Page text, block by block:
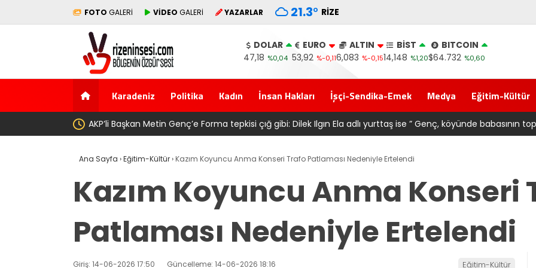
FOTO GALERİ VİDEO GALERİ YAZARLAR 21.3° RIZE
DOLAR
47,18 %0,04
EURO
53,92 %-0,11
ALTIN
6,083 %-0,15
BİST
14,148 %1,20
BITCOIN
$64.732 %0,60
Karadeniz Politika Kadın İnsan Hakları İşçi-Sendika-Emek Medya Eğitim-Kültür
babasının toprağını satarak Salah transferi sonrası 6661 forma alan belediye başkanına ‘Kimin parasıyla’ sorusu
Ana Sayfa ›Eğitim-Kültür› Kazım Koyuncu Anma Konseri Trafo Patlaması Nedeniyle Ertelendi
Kazım Koyuncu Anma Konseri
Patlaması Nedeniyle Ertelendi
Giriş: 14-06-2026 17:50 Güncelleme: 14-06-2026 18:16 Eğitim-Kültür